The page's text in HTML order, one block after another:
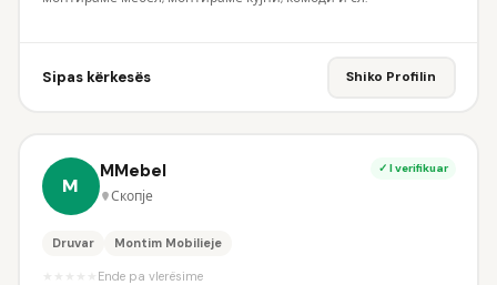
Sipas kërkesës Shiko Profilin
M
MMebel
Скопје
✓ I verifikuar
Druvar Montim Mobilieje
Ende pa vlerësime